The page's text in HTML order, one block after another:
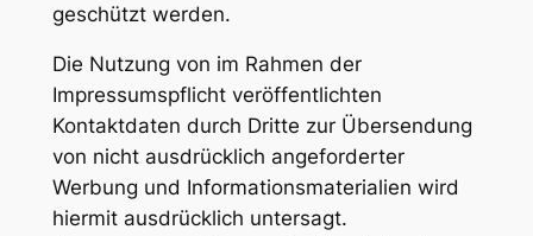
geschützt werden.
Die Nutzung von im Rahmen der
Impressumspflicht veröffentlichten
Kontaktdaten durch Dritte zur Übersendung
von nicht ausdrücklich angeforderter
Werbung und Informationsmaterialien wird
hiermit ausdrücklich untersagt.